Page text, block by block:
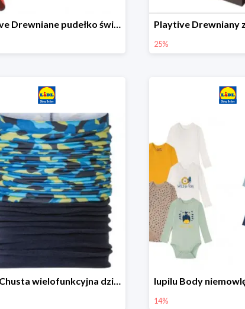
Playtive Drewniane pudełko świetlne MONTESSORI
25%
lupilu Chusta wielofunkcyjna dziecięca
14%